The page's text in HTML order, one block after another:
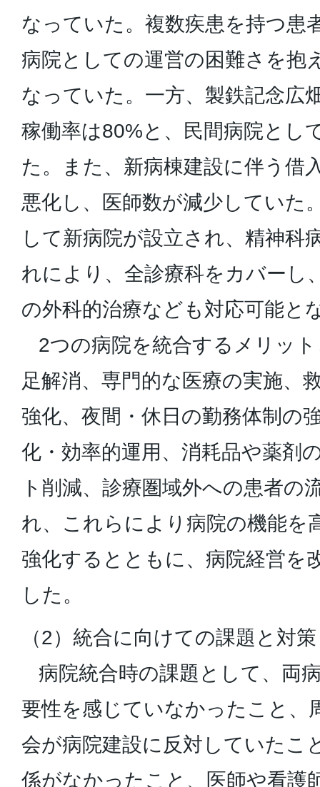
なっていた。複数疾患を持つ患
病院としての運営の困難さを抱
なっていた。一方、製鉄記念広
稼働率は80%と、民間病院とし
た。また、新病棟建設に伴う借
悪化し、医師数が減少していた
して新病院が設立され、精神科
れにより、全診療科をカバーし
の外科的治療なども対応可能と
2つの病院を統合するメリッ
足解消、専門的な医療の実施、
強化、夜間・休日の勤務体制の
化・効率的運用、消耗品や薬剤
ト削減、診療圏域外への患者の
れ、これらにより病院の機能を
強化するとともに、病院経営を
した。
（2）統合に向けての課題と対策
病院統合時の課題として、両
要性を感じていなかったこと、
会が病院建設に反対していたこ
係がなかったこと、医師や看護